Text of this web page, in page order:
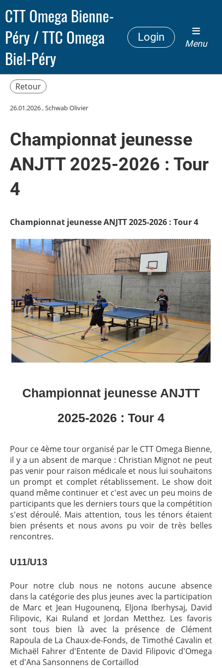
CTT Omega Bienne-
Péry / TTC Omega
Biel-Péry
Login
Menu
Retour
26.01.2026, Schwab Olivier
Championnat jeunesse
ANJTT 2025-2026 : Tour
4
Championnat jeunesse ANJTT 2025-2026 : Tour 4
Championnat jeunesse ANJTT
2025-2026 : Tour 4
Pour ce 4ème tour organisé par le CTT Omega Bienne,
il y a un absent de marque : Christian Mignot ne peut
pas venir pour raison médicale et nous lui souhaitons
un prompt et complet rétablissement. Le show doit
quand même continuer et c'est avec un peu moins de
participants que les derniers tours que la compétition
s'est déroulé. Mais attention, tous les ténors étaient
bien présents et nous avons pu voir de très belles
rencontres.
U11/U13
Pour notre club nous ne notons aucune absence
dans la catégorie des plus jeunes avec la participation
de Marc et Jean Hugounenq, Eljona Iberhysaj, David
Filipovic, Kai Ruland et Jordan Metthez. Les favoris
sont tous bien là avec la présence de Clément
Rapoula de La Chaux-de-Fonds, de Timothé Cavalin et
Michaël Fahrer d'Entente de David Filipovic d'Omega
et d'Ana Sansonnens de Cortaillod